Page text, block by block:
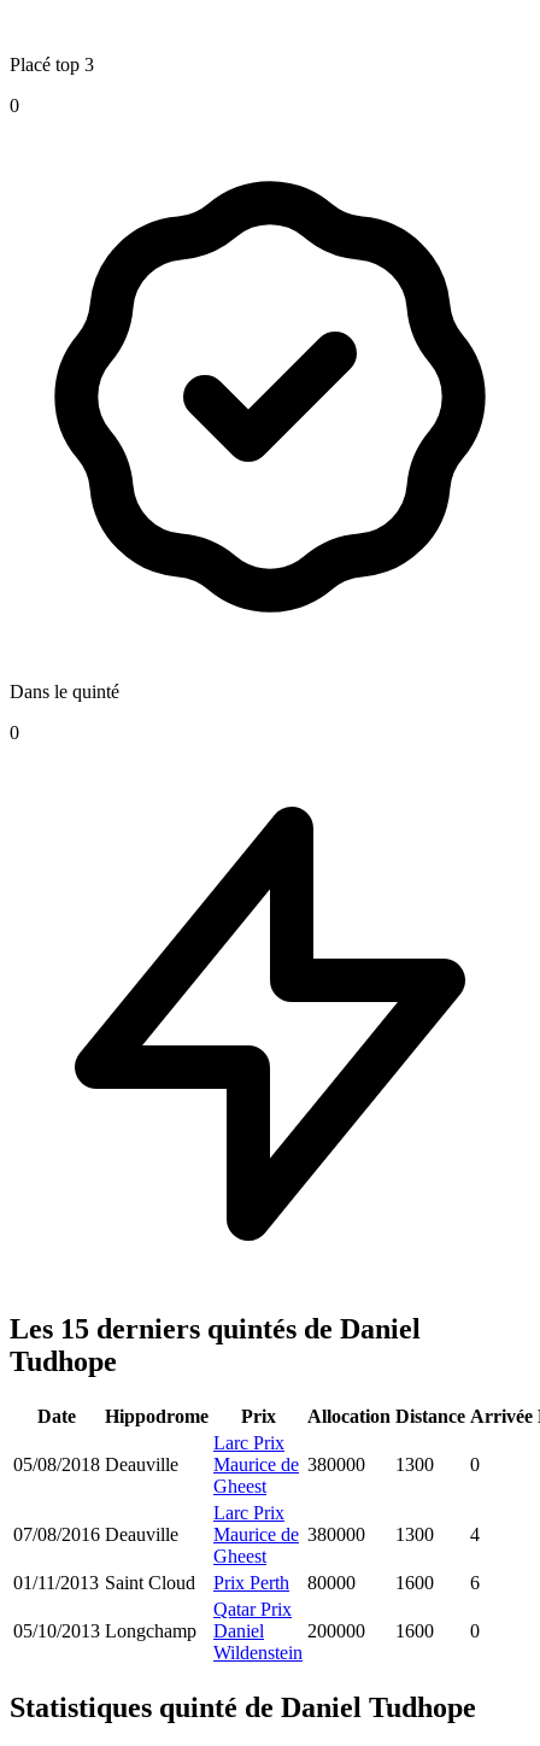
Placé top 3
0
Dans le quinté
0
Les 15 derniers quintés de Daniel
Tudhope
Date Hippodrome Prix Allocation Distance Arrivée
05/08/2018 Deauville
Larc Prix
Maurice de
Gheest
380000 1300 0
07/08/2016 Deauville
Larc Prix
Maurice de
Gheest
380000 1300 4
01/11/2013 Saint Cloud Prix Perth 80000 1600 6
05/10/2013 Longchamp
Qatar Prix
Daniel
Wildenstein
200000 1600 0
Statistiques quinté de Daniel Tudhope